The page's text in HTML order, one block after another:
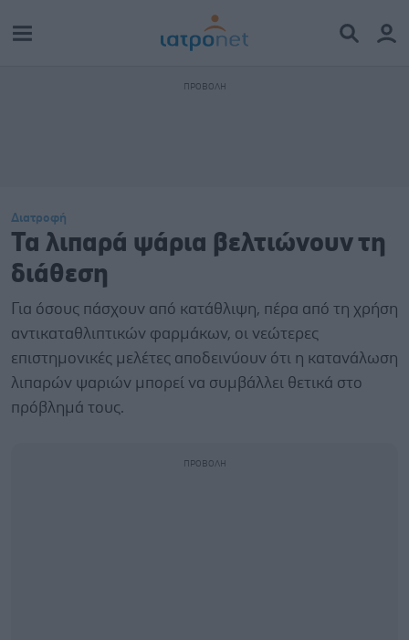
Διατροφή
Τα λιπαρά ψάρια βελτιώνουν τη
διάθεση
Για όσους πάσχουν από κατάθλιψη, πέρα από τη χρήση
αντικαταθλιπτικών φαρμάκων, οι νεώτερες
επιστημονικές μελέτες αποδεινύουν ότι η κατανάλωση
λιπαρών ψαριών μπορεί να συμβάλλει θετικά στο
πρόβλημά τους.